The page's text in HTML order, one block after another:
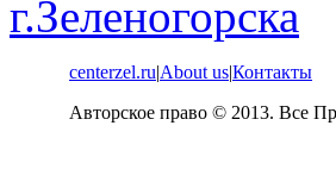
centerzel.ru|About us|Контакты
Авторское право © 2013. Все